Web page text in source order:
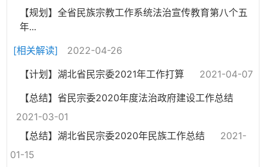
【规划】全省民族宗教工作系统法治宣传教育第八个五
年...
[相关解读]
2022-04-26
【计划】湖北省民宗委2021年工作打算
2021-04-07
【总结】省民宗委2020年度法治政府建设工作总结
2021-03-01
【总结】湖北省民宗委2020年民族工作总结
2021-
01-15